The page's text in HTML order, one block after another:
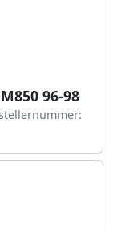
96-98